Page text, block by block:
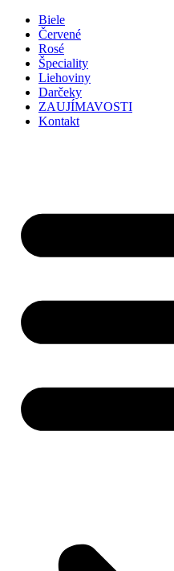
Preskočiť
obsah
Biele
Červené
Rosé
Špeciality
Liehoviny
Darčeky
ZAUJÍMAVOSTI
Kontakt